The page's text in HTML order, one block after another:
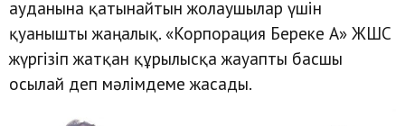
ауданына қатынайтын жолаушылар үшін
қуанышты жаңалық. «Корпорация Береке А» ЖШС
жүргізіп жатқан құрылысқа жауапты басшы
осылай деп мәлімдеме жасады.